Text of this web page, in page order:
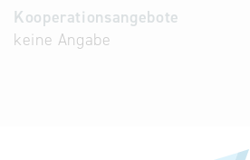
Kooperationsangebote
keine Angabe